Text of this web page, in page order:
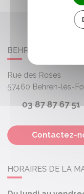
BEHREN-LÈS-
Rue des Roses
57460 Behren-lès-
03 87 87 67 51
Contactez-
HORAIRES DE LA